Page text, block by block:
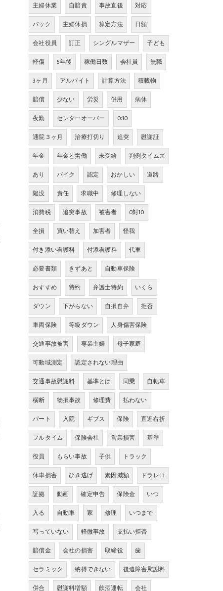
主婦休業
自賠責 事故直後
対応
バック
主婦休損 算定方法
日額
会社役員
訂正 シングルマザー
子ども
軽傷
5年後 稼働日数 会社員
無職
3ヶ月
アルバイト 計算方法
積載物
賠償
少ない 労災 併用
病休
夜勤
センターオーバー
0:10
通院３ヶ月
治療打切り 追突
慰謝証
年金
年金と労働 未受給
判例タイムズ
あり
バイク 認定 おかしい
道路
陥没
責任 求職中
修理しない
消費税
追突事故 被害者
0対10
全損
買い替え 加害者
怪我
付き添い看護料
付添看護料
代車
必要書類
きずあと
自動車保険
おすすめ
特約 弁護士特約
いくら
ダウン
下がらない 自損自弁
拒否
車両保険
等級ダウン
人身傷害保険
交通事故被害
専業主婦
母子家庭
可動域測定
認定されない理由
交通事故慰謝料
基準とは 同乗
自転車
横断
物損事故 修理費
払わない
パート
入院 ギブス 保険
直近右折
フルタイム
保険会社 営業損害
基準
役員
もらい事故 子供
トラック
休車損害
ひき逃げ 素因減額
ドラレコ
証拠
動画 確定申告 保険金
いつ
入る
自動車 家 修理
いつまで
写っていない
軽微事故
支払い拒否
賠償金
会社の損害 取締役
歯
セラミック
納得できない
後遺障害慰謝料
併合
慰謝料増額 飲酒運転 会社